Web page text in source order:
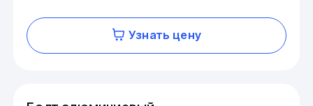
Узнать цену